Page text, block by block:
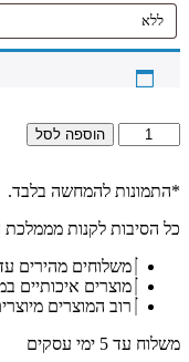
כמות
של
-
של
שבט
מסדרת
השבטים
הוספה לסל
*התמונות להמחשה בלבד.
כל הסיבות לקנות
משלוחים מהירים
מוצרים איכותיים
רוב המוצרים
משלוח עד 5 ימי עסקים